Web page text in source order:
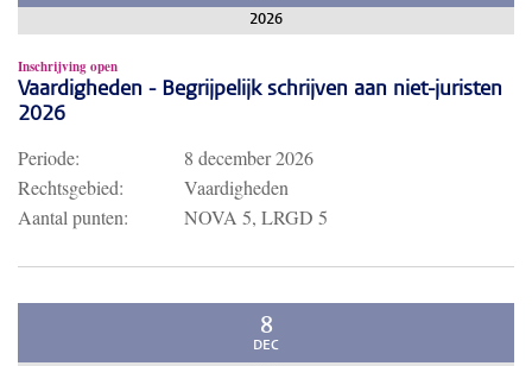
2026
Inschrijving open
Vaardigheden - Begrijpelijk schrijven aan niet-juristen
2026
Periode:
8 december 2026
Rechtsgebied:
Vaardigheden
Aantal punten:
NOVA 5, LRGD 5
8
DEC